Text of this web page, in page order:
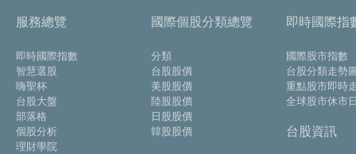
服務總覽
即時國際指數
智慧選股
嗨聖杯
台股大盤
部落格
個股分析
理財學院
國際個股分類總覽
分類
台股股價
美股股價
陸股股價
日股股價
韓股股價
即時國際指
國際股市指數
台股分類走勢
重點股市即時
全球股市休市
台股資訊